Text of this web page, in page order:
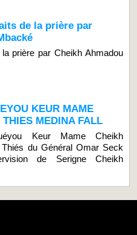
de la prière par
prière par Cheikh Ahmadou
KEUR MAME
MEDINA FALL
Keur Mame Cheikh
du Général Omar Seck
de Serigne Cheikh